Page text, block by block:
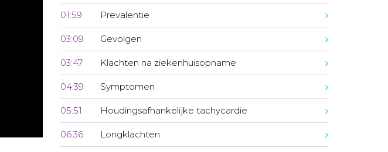
01:59 Prevalentie
03:09 Gevolgen
03:47 Klachten na ziekenhuisopname
04:39 Symptomen
05:51 Houdingsafhankelijke tachycardie
06:36 Longklachten